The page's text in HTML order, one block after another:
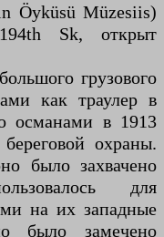
Öyküsü Müzesiis)
Sk, открыт
грузового
как траулер в
османами в 1913
охраны.
было захвачено
для
на их западные
было замечено